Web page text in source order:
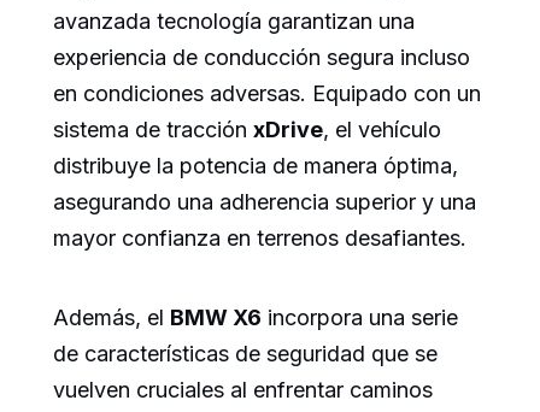
avanzada tecnología garantizan una
experiencia de conducción segura incluso
en condiciones adversas. Equipado con un
sistema de tracción xDrive, el vehículo
distribuye la potencia de manera óptima,
asegurando una adherencia superior y una
mayor confianza en terrenos desafiantes.
Además, el BMW X6 incorpora una serie
de características de seguridad que se
vuelven cruciales al enfrentar caminos